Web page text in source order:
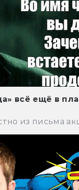
всё ещё в
из письма